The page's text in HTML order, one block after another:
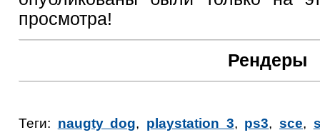
просмотра!
Рендеры
Теги: naugty dog, playstation 3, ps3,sce,